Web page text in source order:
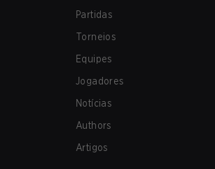
Partidas
Torneios
Equipes
Jogadores
Notícias
Authors
Artigos